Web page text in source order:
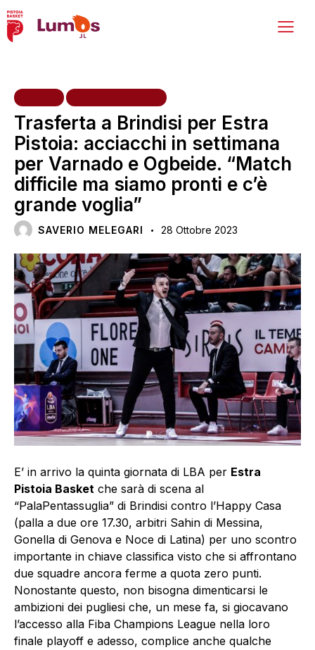
Trasferta a Brindisi per Estra
Pistoia: acciacchi in settimana
per Varnado e Ogbeide. “Match
difficile ma siamo pronti e c’è
grande voglia”
SAVERIO MELEGARI 28 Ottobre 2023
E’ in arrivo la quinta giornata di LBA per Estra
Pistoia Basket che sarà di scena al
“PalaPentassuglia” di Brindisi contro l’Happy Casa
(palla a due ore 17.30, arbitri Sahin di Messina,
Gonella di Genova e Noce di Latina) per uno scontro
importante in chiave classifica visto che si affrontano
due squadre ancora ferme a quota zero punti.
Nonostante questo, non bisogna dimenticarsi le
ambizioni dei pugliesi che, un mese fa, si giocavano
l’accesso alla Fiba Champions League nella loro
finale playoff e adesso, complice anche qualche